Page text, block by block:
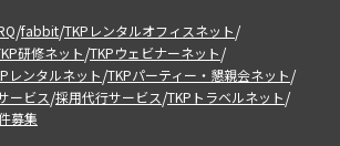
/fabbit/TKPレンタルオフィスネット/
研修ネット/TKPウェビナーネット/
レンタルネット/TKPパーティー・懇親会ネット/
ービス/採用代行サービス/TKPトラベルネット/
募集